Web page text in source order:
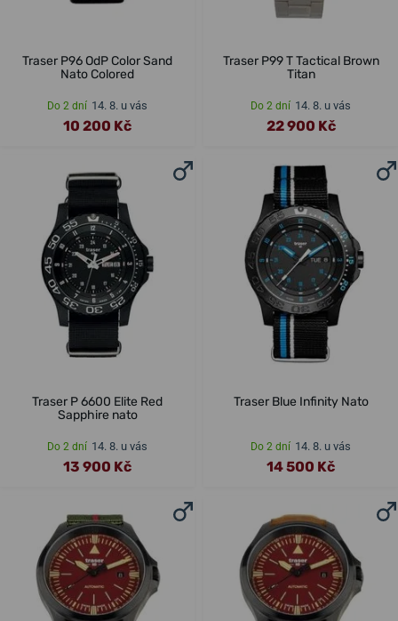
Traser P96 OdP Color Sand
Nato Colored
Do 2 dní 14. 8. u vás
10 200 Kč
Traser P99 T Tactical Brown
Titan
Do 2 dní 14. 8. u vás
22 900 Kč
Traser P 6600 Elite Red
Sapphire nato
Do 2 dní 14. 8. u vás
13 900 Kč
Traser Blue Infinity Nato
Do 2 dní 14. 8. u vás
14 500 Kč